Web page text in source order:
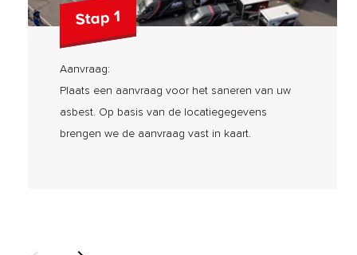
Stap 1
Aanvraag:
Plaats een aanvraag voor het saneren van uw
asbest. Op basis van de locatiegegevens
brengen we de aanvraag vast in kaart.